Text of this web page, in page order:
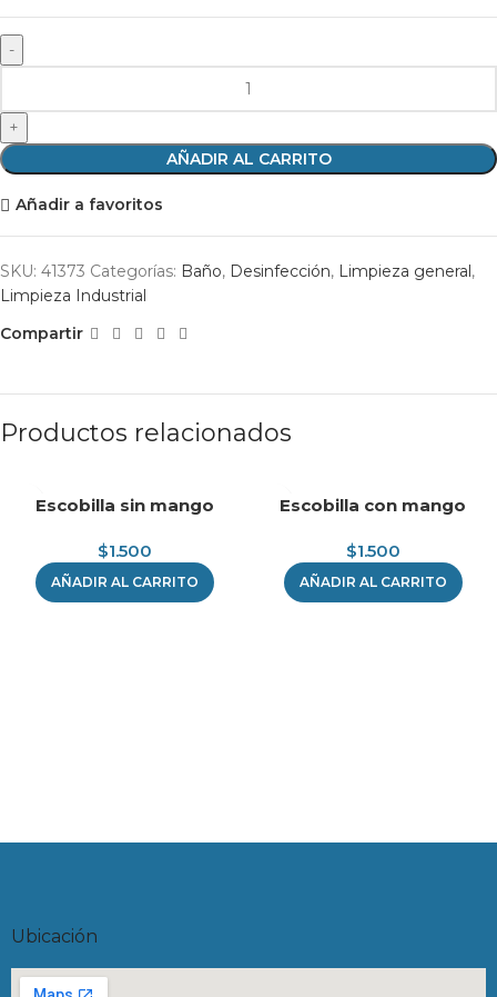
AÑADIR AL CARRITO
Añadir a favoritos
SKU: 41373 Categorías: Baño, Desinfección, Limpieza general,
Limpieza Industrial
Compartir
Productos relacionados
Escobilla sin mango
$1.500
AÑADIR AL CARRITO
Escobilla con mango
$1.500
AÑADIR AL CARRITO
Ubicación